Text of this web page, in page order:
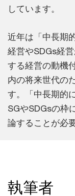
しています。
近年は「中長期
経営やSDGs経
する経営の動機
内の将来世代の
す。「中長期的
SGやSDGsの枠
論することが必
執筆者